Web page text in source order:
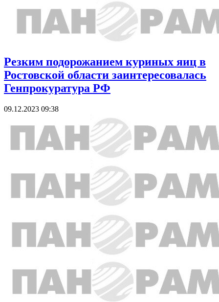
Резким подорожанием куриных яиц в
Ростовской области заинтересовалась
Генпрокуратура РФ
09.12.2023 09:38